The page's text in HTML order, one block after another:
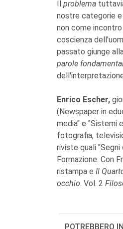
Il problema
nostre categorie
non come incontro
coscienza
passato giunge
parole
Enrico Escher,
(Newspaper in
media" e "Sistemi
fotografia,
riviste quali
Formazione. Con
ristampa e Il
occhio. Vol. 2
POTREBBERO